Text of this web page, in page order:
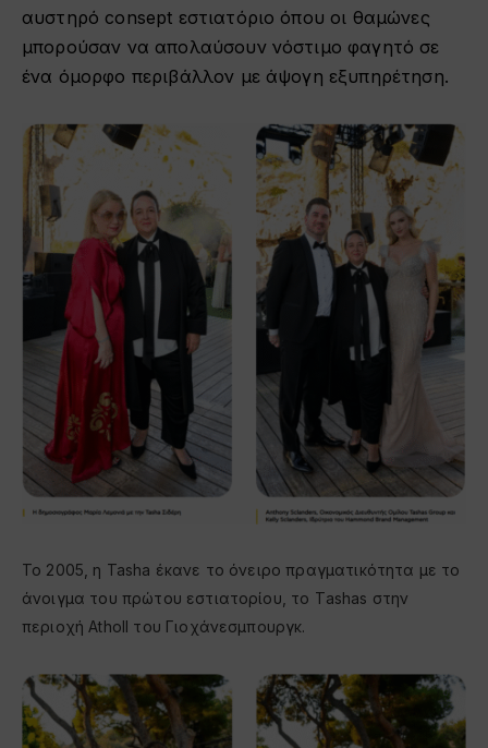
αυστηρό consept εστιατόριο όπου οι θαμώνες
μπορούσαν να απολαύσουν νόστιμο φαγητό σε
ένα όμορφο περιβάλλον με άψογη εξυπηρέτηση.
Το 2005, η Tasha έκανε το όνειρο πραγματικότητα με το
άνοιγμα του πρώτου εστιατορίου, το Τashas στην
περιοχή Atholl του Γιοχάνεσμπουργκ.